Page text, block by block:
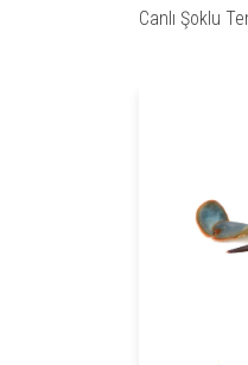
Canlı Şoklu